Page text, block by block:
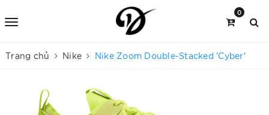
0
Trang chủ Nike Nike Zoom Double-Stacked 'Cyber'